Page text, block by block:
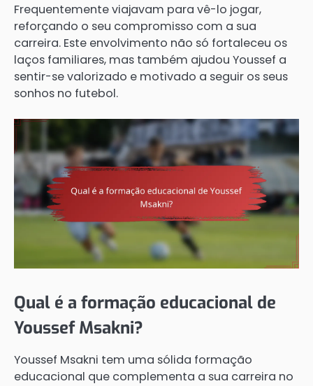
Frequentemente viajavam para vê-lo jogar,
reforçando o seu compromisso com a sua
carreira. Este envolvimento não só fortaleceu os
laços familiares, mas também ajudou Youssef a
sentir-se valorizado e motivado a seguir os seus
sonhos no futebol.
Qual é a formação educacional de
Youssef Msakni?
Youssef Msakni tem uma sólida formação
educacional que complementa a sua carreira no